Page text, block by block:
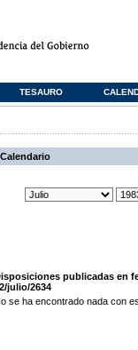
TESAURO
Calendario
publicadas en
julio/2634
se ha encontrado nada con